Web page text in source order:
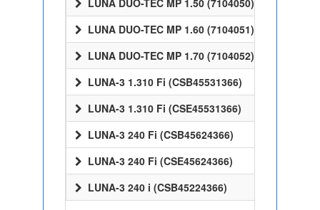
LUNA DUO-TEC MP 1.50 (7104050)
LUNA DUO-TEC MP 1.60 (7104051)
LUNA DUO-TEC MP 1.70 (7104052)
LUNA-3 1.310 Fi (CSB45531366)
LUNA-3 1.310 Fi (CSE45531366)
LUNA-3 240 Fi (CSB45624366)
LUNA-3 240 Fi (CSE45624366)
LUNA-3 240 i (CSB45224366)